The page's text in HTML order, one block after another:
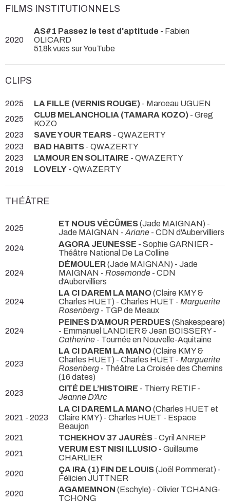
FILMS INSTITUTIONNELS
2020
AS#1 Passez le test d'aptitude - Fabien
OLICARD
518k vues sur YouTube
CLIPS
2025 LA FILLE (VERNIS ROUGE) - Marceau UGUEN
2025
CLUB MELANCHOLIA (TAMARA KOZO) - Greg
KOZO
2023
SAVE YOUR TEARS - QWAZERTY
2023
BAD HABITS - QWAZERTY
2023
L'AMOUR EN SOLITAIRE - QWAZERTY
2019
LOVELY - QWAZERTY
THÉÂTRE
2025 ET NOUS VÉCÛMES(Jade MAIGNAN) -
Jade MAIGNAN -Ariane - CDN d'Aubervilliers
2024
AGORA JEUNESSE - Sophie GARNIER -
Théâtre National De La Colline
2024
DÉMOULER(Jade MAIGNAN) - Jade
MAIGNAN - Rosemonde - CDN
d'Aubervilliers
2024
LA CI DAREM LA MANO(Claire KMY &
Charles HUET) - Charles HUET - Marguerite
Rosenberg - TGP de Meaux
2024
PEINES D’AMOUR PERDUES(Shakespeare)
- Emmanuel LANDIER & Jean BOISSERY -
Catherine - Tournée en Nouvelle-Aquitaine
2023
LA CI DAREM LA MANO(Claire KMY &
Charles HUET) - Charles HUET - Marguerite
Rosenberg - Théâtre La Croisée des Chemins
(16 dates)
2023
CITÉ DE L’HISTOIRE - Thierry RETIF -
Jeanne D'Arc
2021 - 2023
LA CI DAREM LA MANO(Charles HUET et
Claire KMY) - Charles HUET - Espace
Beaujon
2021
TCHEKHOV 37 JAURÈS - Cyril ANREP
2021
VERUM EST NISI ILLUSIO - Guillaume
CHARLIER
2020
ÇA IRA (1) FIN DE LOUIS(Joël Pommerat) -
Félicien JUTTNER
2020
AGAMEMNON (Eschyle) - Olivier TCHANG-
TCHONG